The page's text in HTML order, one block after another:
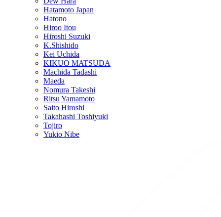
Hatamoto Japan
Hatono
Hiroo Itou
Hiroshi Suzuki
K.Shishido
Kei Uchida
KIKUO MATSUDA
Machida Tadashi
Maeda
Nomura Takeshi
Ritsu Yamamoto
Saito Hiroshi
Takahashi Toshiyuki
Tojiro
Yukio Nibe